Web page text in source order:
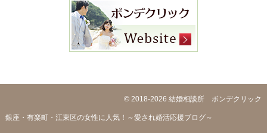
© 2018-2026 結婚相談所 ボンデクリック
銀座・有楽町・江東区の女性に人気！～愛され婚活応援ブログ～